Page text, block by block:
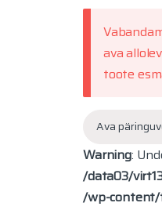
ava
toote
Ava
Warning:
/data03/
/wp-content/